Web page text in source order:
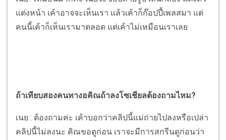
แต่งหน้า เค้าอาจจะเห็นเรา แล้วเค้าก็ก๊อปปี้เพลสมา แต่
คนนี้เค้าก็เห็นเรามาตลอด แต่เค้าไม่เหมือนเราเลย
ถ้าเทียบสองคนทางอคิณถ้าลงโซเชียลต้องถามไหม?
เนย : ต้องถามค่ะ เค้าบอกว่าคลิปนี้แม่ถ่ายไปลงหรือเปล่า
คลิปนี้ไม่ลงนะ คิณขอดูก่อน เราจะมีการสกรีนดูก่อนว่า